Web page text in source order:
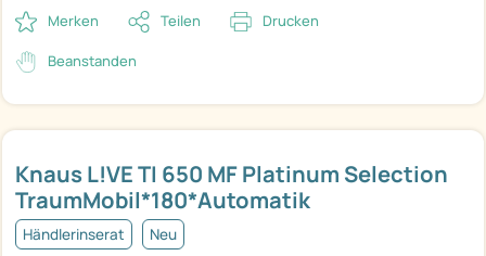
Knaus L!VE TI 650 MF Platinum Selection
TraumMobil*180*Automatik
Händlerinserat Neu
Merken Teilen Drucken
Beanstanden